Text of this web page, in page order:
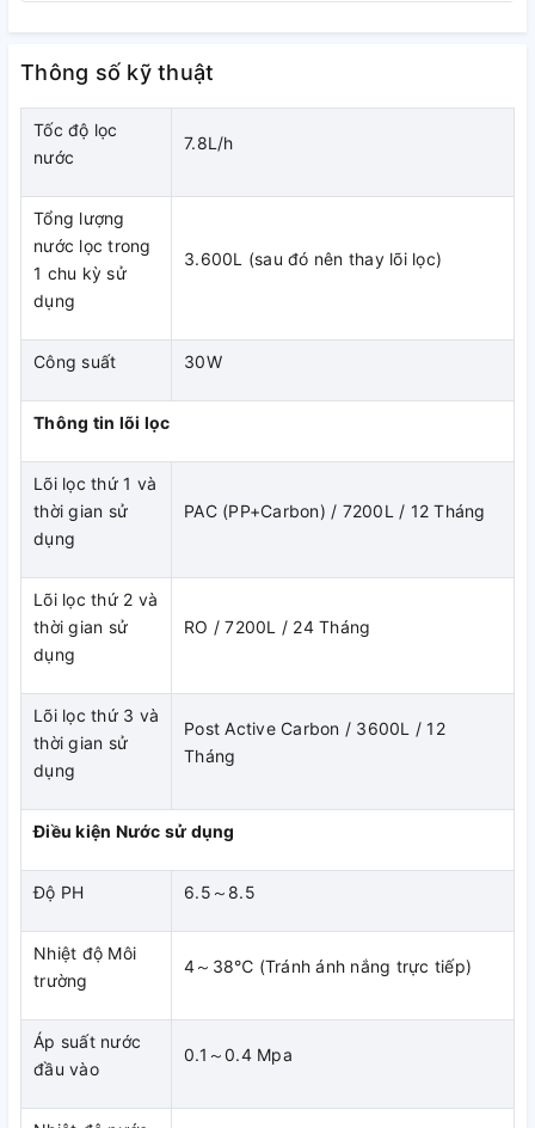
Máy lọc nước sẽ có đèn báo thay lõi tự động giúp bạn có thể
dễ dàng nhận biết hơn, gia tăng độ bền sử dụng và đảm
bảo được sự ổn định trong quá trình sử dụng.
Thời gian lý tưởng để thay lõi:
Lõi thứ 1,3: Sau khoảng 12 tháng sử dụng tương đương
7200 và 3600 lít nước lọc
Lõi thứ 2: Sau khoảng 24 tháng sử dụng tương đương 7200
Thông số kỹ thuật
Tốc độ lọc
nước
7.8L/h
Tổng lượng
nước lọc trong
1 chu kỳ sử
dụng
3.600L (sau đó nên thay lõi lọc)
Công suất 30W
Thông tin lõi lọc
Lõi lọc thứ 1 và
thời gian sử
dụng
PAC (PP+Carbon) / 7200L / 12 Tháng
Lõi lọc thứ 2 và
thời gian sử
dụng
RO / 7200L / 24 Tháng
Lõi lọc thứ 3 và
thời gian sử
dụng
Post Active Carbon / 3600L / 12
Tháng
Điều kiện Nước sử dụng
Độ PH 6.5～8.5
Nhiệt độ Môi
trường
4～38℃ (Tránh ánh nắng trực tiếp)
Áp suất nước
đầu vào
0.1～0.4 Mpa